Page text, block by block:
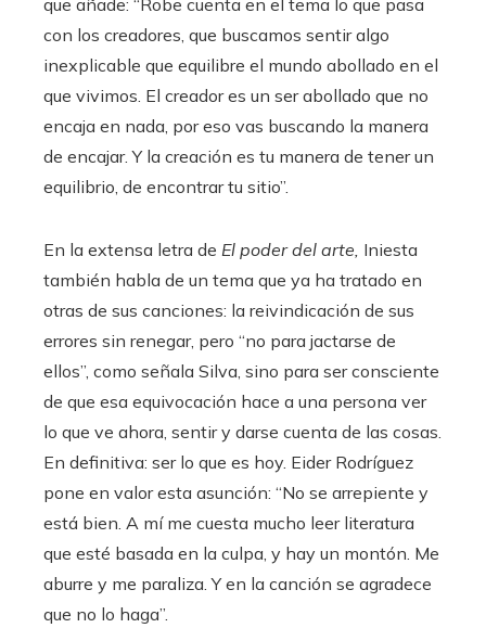
con los creadores, que buscamos sentir algo
inexplicable que equilibre el mundo abollado en el
que vivimos. El creador es un ser abollado que no
encaja en nada, por eso vas buscando la manera
de encajar. Y la creación es tu manera de tener un
equilibrio, de encontrar tu sitio”.
En la extensa letra de El poder del arte, Iniesta
también habla de un tema que ya ha tratado en
otras de sus canciones: la reivindicación de sus
errores sin renegar, pero “no para jactarse de
ellos”, como señala Silva, sino para ser consciente
de que esa equivocación hace a una persona ver
lo que ve ahora, sentir y darse cuenta de las cosas.
En definitiva: ser lo que es hoy. Eider Rodríguez
pone en valor esta asunción: “No se arrepiente y
está bien. A mí me cuesta mucho leer literatura
que esté basada en la culpa, y hay un montón. Me
aburre y me paraliza. Y en la canción se agradece
que no lo haga”.